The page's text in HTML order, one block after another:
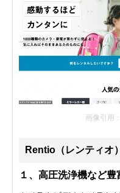
画像引用：
Rentio（レンティオ
１、高圧洗浄機など豊